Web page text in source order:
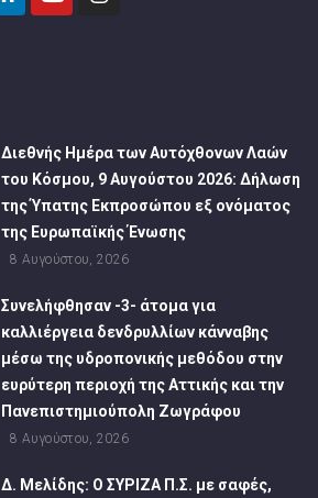
Διεθνής Ημέρα των Αυτόχθονων Λαών
του Κόσμου, 9 Αυγούστου 2026: Δήλωση
της Ύπατης Εκπροσώπου εξ ονόματος
της Ευρωπαϊκής Ένωσης
8 Αυγούστου, 2026
Συνελήφθησαν -3- άτομα για
καλλιέργεια δενδρυλλίων κάνναβης
μέσω της υδροπονικής μεθόδου στην
ευρύτερη περιοχή της Αττικής και την
Πανεπιστημιούπολη Ζωγράφου
8 Αυγούστου, 2026
Δ. Μελίδης: Ο ΣΥΡΙΖΑ Π.Σ. με σαφές,